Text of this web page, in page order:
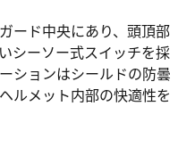
ード中央にあり、頭頂部
シーソー式スイッチを採
ションはシールドの防曇
ルメット内部の快適性を